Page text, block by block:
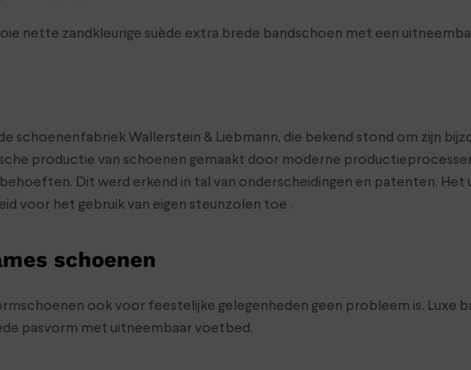
nette zandkleurige suède extra brede bandschoen met een
schoenenfabriek Wallerstein & Liebmann, die bekend stond om zijn
productie van schoenen gemaakt door moderne
Dit werd erkend in tal van onderscheidingen en patenten. Het
voor het gebruik van eigen steunzolen toe .
schoenen
ook voor feestelijke gelegenheden geen probleem is. Luxe
pasvorm met uitneembaar voetbed.